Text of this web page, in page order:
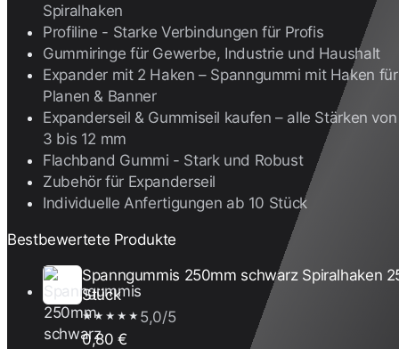
Spiralhaken
Profiline - Starke Verbindungen für Profis
Gummiringe für Gewerbe, Industrie und Haushalt
Expander mit 2 Haken – Spanngummi mit Haken für
Planen & Banner
Expanderseil & Gummiseil kaufen – alle Stärken von
3 bis 12 mm
Flachband Gummi - Stark und Robust
Zubehör für Expanderseil
Individuelle Anfertigungen ab 10 Stück
Bestbewertete Produkte
Spanngummis 250mm schwarz Spiralhaken
Stück
★★★★★ 5,0/5
0,80 €